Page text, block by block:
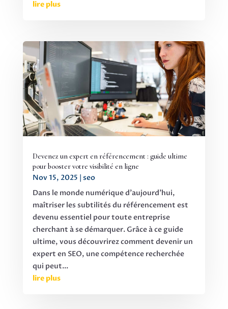
lire plus
Devenez un expert en référencement : guide ultime
pour booster votre visibilité en ligne
Nov 15, 2025 | seo
Dans le monde numérique d'aujourd'hui,
maîtriser les subtilités du référencement est
devenu essentiel pour toute entreprise
cherchant à se démarquer. Grâce à ce guide
ultime, vous découvrirez comment devenir un
expert en SEO, une compétence recherchée
qui peut...
lire plus